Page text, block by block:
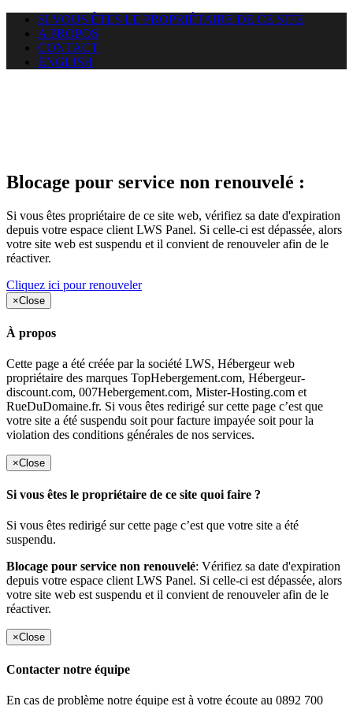
SI VOUS ÊTES LE PROPRIÉTAIRE DE CE SITE
A PROPOS
CONTACT
ENGLISH
Blocage pour service non renouvelé :
Si vous êtes propriétaire de ce site web, vérifiez sa date d'expiration
depuis votre espace client LWS Panel. Si celle-ci est dépassée, alors
votre site web est suspendu et il convient de renouveler afin de le
réactiver.
Cliquez ici pour renouveler
×Close
À propos
Cette page a été créée par la société LWS, Hébergeur web
propriétaire des marques TopHebergement.com, Hébergeur-
discount.com, 007Hebergement.com, Mister-Hosting.com et
RueDuDomaine.fr. Si vous êtes redirigé sur cette page c’est que
votre site a été suspendu soit pour facture impayée soit pour la
violation des conditions générales de nos services.
×Close
Si vous êtes le propriétaire de ce site quoi faire ?
Si vous êtes redirigé sur cette page c’est que votre site a été
suspendu.
Blocage pour service non renouvelé: Vérifiez sa date d'expiration
depuis votre espace client LWS Panel. Si celle-ci est dépassée, alors
votre site web est suspendu et il convient de renouveler afin de le
réactiver.
×Close
Contacter notre équipe
En cas de problème notre équipe est à votre écoute au 0892 700